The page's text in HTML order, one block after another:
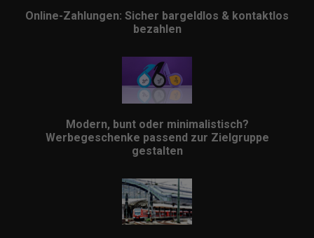
Online-Zahlungen: Sicher bargeldlos & kontaktlos
bezahlen
Modern, bunt oder minimalistisch?
Werbegeschenke passend zur Zielgruppe
gestalten